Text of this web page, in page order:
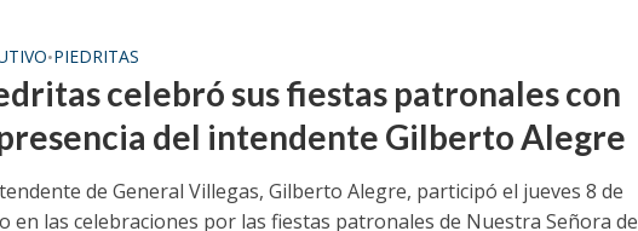
•PIEDRITAS
celebró sus fiestas patronales con
del intendente Gilberto Alegre
de General Villegas, Gilberto Alegre, participó el jueves 8 de
en las celebraciones por las fiestas patronales de Nuestra Señora de